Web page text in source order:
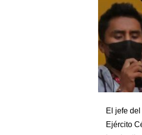
El jefe
Ejército